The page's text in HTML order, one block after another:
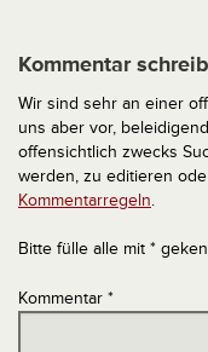
Kommentar
Wir sind sehr an einer
uns aber vor,
offensichtlich zwecks
werden, zu editieren
Kommentarregeln.
Bitte fülle alle mit *
Kommentar *